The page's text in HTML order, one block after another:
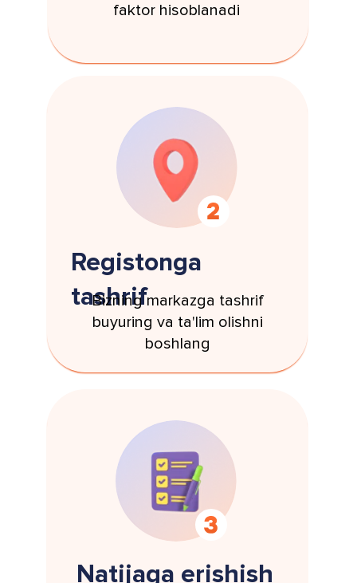
faktor hisoblanadi
Registonga
tashrif
Bizning markazga tashrif
buyuring va ta'lim olishni
boshlang
Natijaga erishish